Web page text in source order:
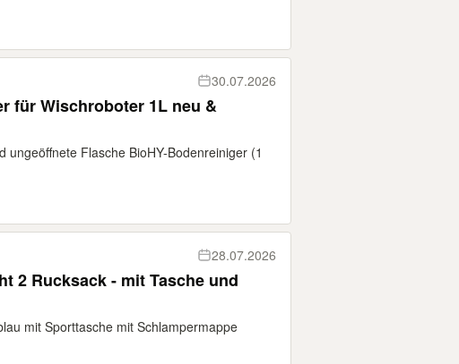
30.07.2026
für Wischroboter 1L neu &
ungeöffnete Flasche BioHY-Bodenreiniger (1
28.07.2026
2 Rucksack - mit Tasche und
mit Sporttasche mit Schlampermappe